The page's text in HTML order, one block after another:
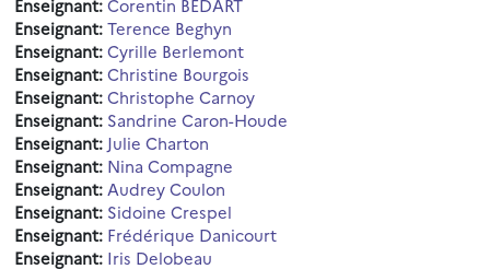
Enseignant:Terence Beghyn
Enseignant:Cyrille Berlemont
Enseignant:Christine Bourgois
Enseignant:Christophe Carnoy
Enseignant: Sandrine Caron-Houde
Enseignant: Julie Charton
Enseignant: Nina Compagne
Enseignant: Audrey Coulon
Enseignant: Sidoine Crespel
Enseignant: Frédérique Danicourt
Enseignant: Iris Delobeau